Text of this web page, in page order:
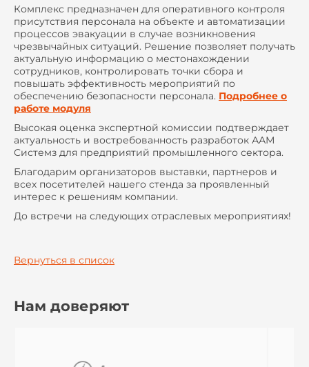
Комплекс предназначен для оперативного контроля
присутствия персонала на объекте и автоматизации
процессов эвакуации в случае возникновения
чрезвычайных ситуаций. Решение позволяет получать
актуальную информацию о местонахождении
сотрудников, контролировать точки сбора и
повышать эффективность мероприятий по
обеспечению безопасности персонала. Подробнее о
работе модуля
Высокая оценка экспертной комиссии подтверждает
актуальность и востребованность разработок ААМ
Системз для предприятий промышленного сектора.
Благодарим организаторов выставки, партнеров и
всех посетителей нашего стенда за проявленный
интерес к решениям компании.
До встречи на следующих отраслевых мероприятиях!
Вернуться в список
Нам доверяют